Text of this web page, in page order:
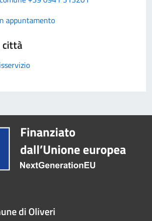
appuntamento
città
di Oliveri